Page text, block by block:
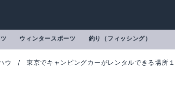
ウィンタースポーツ 釣り（フィッシング）
ウ 東京でキャンピングカーがレンタルできる場所